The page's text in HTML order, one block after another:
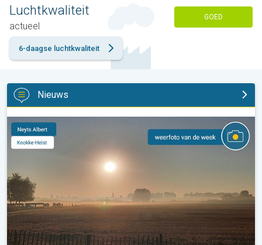
Luchtkwaliteit
actueel
GOED
6-daagse luchtkwaliteit
Nieuws
De weerfoto van de week. Weer&Radar uploader. . .